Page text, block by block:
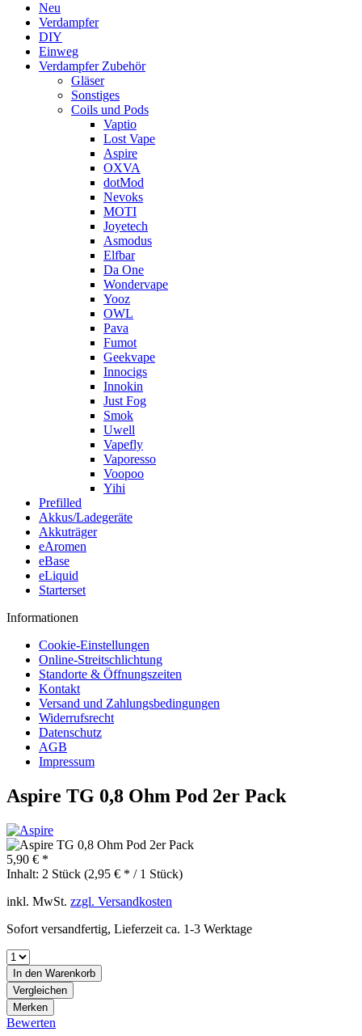
Neu
Verdampfer
DIY
Einweg
Verdampfer Zubehör
Gläser
Sonstiges
Coils und Pods
Vaptio
Lost Vape
Aspire
OXVA
dotMod
Nevoks
MOTI
Joyetech
Asmodus
Elfbar
Da One
Wondervape
Yooz
OWL
Pava
Fumot
Geekvape
Innocigs
Innokin
Just Fog
Smok
Uwell
Vapefly
Vaporesso
Voopoo
Yihi
Prefilled
Akkus/Ladegeräte
Akkuträger
eAromen
eBase
eLiquid
Starterset
Informationen
Cookie-Einstellungen
Online-Streitschlichtung
Standorte & Öffnungszeiten
Kontakt
Versand und Zahlungsbedingungen
Widerrufsrecht
Datenschutz
AGB
Impressum
Aspire TG 0,8 Ohm Pod 2er Pack
5,90 € *
Inhalt: 2 Stück (2,95 € * / 1 Stück)
inkl. MwSt. zzgl. Versandkosten
Sofort versandfertig, Lieferzeit ca. 1-3 Werktage
In den Warenkorb
Vergleichen
Merken
Bewerten